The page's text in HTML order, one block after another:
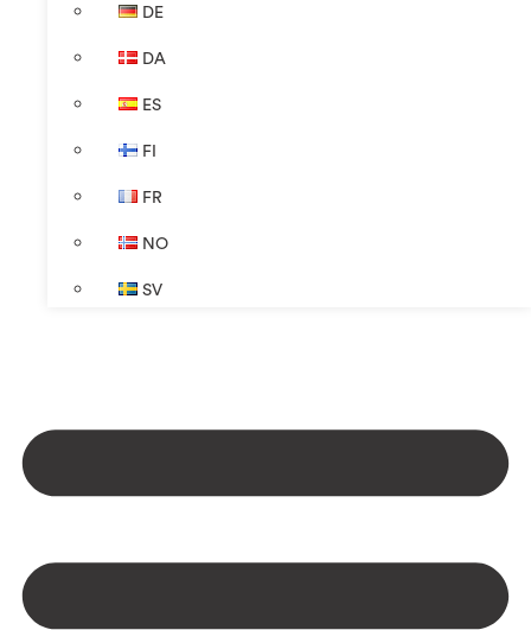
DE
DA
ES
FI
FR
NO
SV